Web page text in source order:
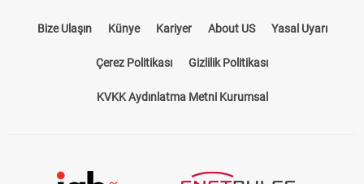
Bize Ulaşın Künye Kariyer About US Yasal Uyarı
Çerez Politikası Gizlilik Politikası
KVKK Aydınlatma Metni Kurumsal